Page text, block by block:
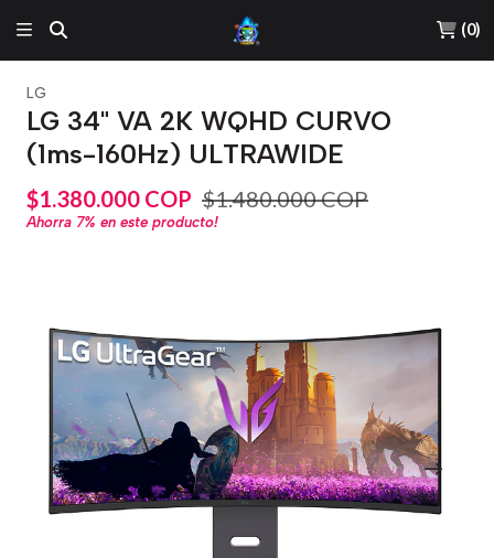
(0)
LG
LG 34" VA 2K WQHD CURVO
(1ms-160Hz) ULTRAWIDE
$1.380.000 COP $1.480.000 COP
Ahorra 7% en este producto!